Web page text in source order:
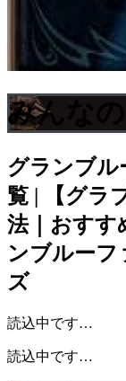
みんなの
グランブル
覧 | 【グラ
法｜おすす
ンブルーフ
ズ
読込中です…
読込中です…